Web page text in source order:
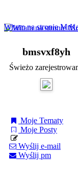
Witam na stronie
bmsvxf8yh
Świeżo
Moje Tematy
Moje Posty
Wyślij e-mail
Wyślij pm